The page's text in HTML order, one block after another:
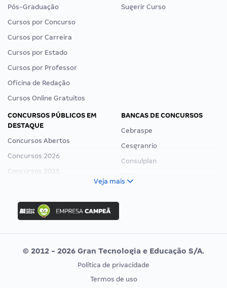
Pós-Graduação
Cursos por Concurso
Cursos por Carreira
Cursos por Estado
Cursos por Professor
Oficina de Redação
Cursos Online Gratuitos
Sugerir Curso
CONCURSOS PÚBLICOS EM
DESTAQUE
Concursos Abertos
Concursos 2026
Concursos 2025
Concurso Ibama
Concurso MPU
Editais publicados
BANCAS DE CONCURSOS
Cebraspe
Cesgranrio
Consulplan
Vunesp
CONCURSOS POR PROFISSÃO
EXAME DE ORDEM
Veja mais
© 2012 - 2026 Gran Tecnologia e Educação S/A.
Política de privacidade
Termos de uso